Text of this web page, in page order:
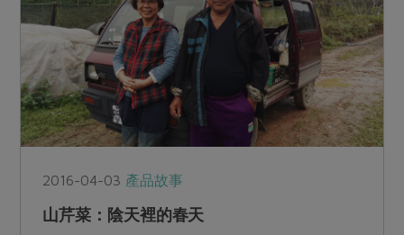
2016-04-03 產品故事
山芹菜：陰天裡的春天